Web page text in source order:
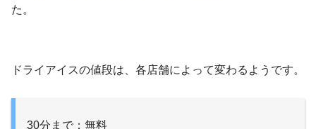
た。
ドライアイスの値段は、各店舗によって変わるようです。
30分まで：無料